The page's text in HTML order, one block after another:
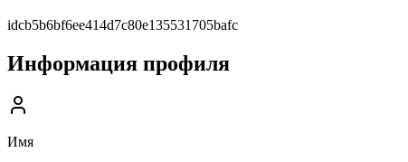
idcb5b6bf6ee414d7c80e135531705bafc
Информация профиля
Имя